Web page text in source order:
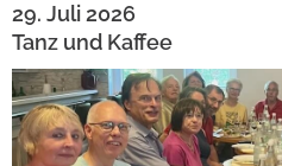
29. Juli 2026
Tanz und Kaffee